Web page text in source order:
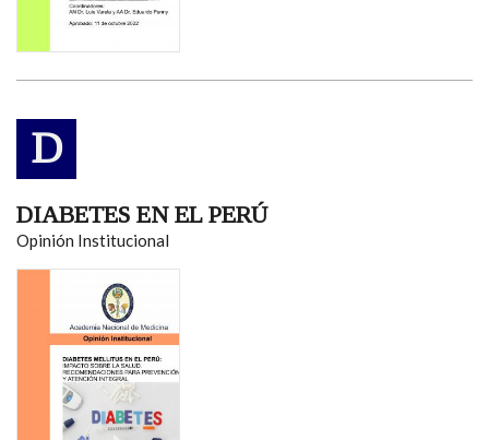
D
DIABETES EN EL PERÚ
Opinión Institucional